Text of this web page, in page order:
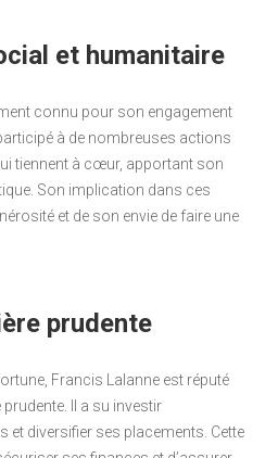
et humanitaire
connu pour son engagement
à de nombreuses actions
tiennent à cœur, apportant son
Son implication dans ces
et de son envie de faire une
prudente
Francis Lalanne est réputé
Il a su investir
et diversifier ses placements. Cette